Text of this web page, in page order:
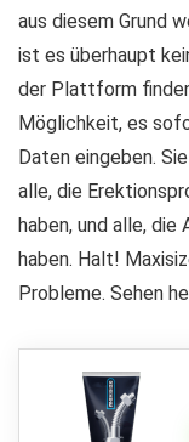
aus diesem Grund
ist es überhaupt
der Plattform
Möglichkeit, es
Daten eingeben.
alle, die
haben, und alle,
haben. Halt!
Probleme. Sehen